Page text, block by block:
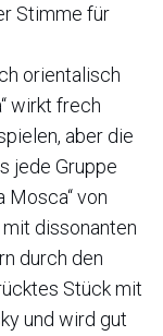
Stimme für
orientalisch
wirkt frech
aber die
jede Gruppe
Mosca“ von
dissonanten
durch den
Stück mit
und wird gut